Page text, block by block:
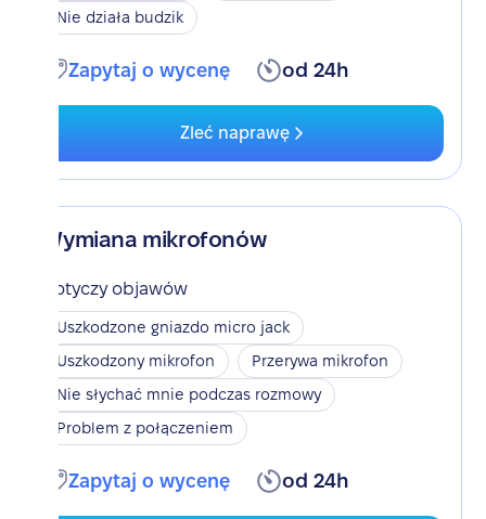
Nie działa budzik
Zapytaj o wycenę od 24h
Zleć naprawę
Wymiana mikrofonów
Dotyczy objawów
Uszkodzone gniazdo micro jack
Uszkodzony mikrofon
Przerywa mikrofon
Nie słychać mnie podczas rozmowy
Problem z połączeniem
Zapytaj o wycenę od 24h